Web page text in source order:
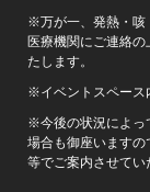
※万が一、発熱・咳
医療機関にご連絡
たします。
※イベントスペース
※今後の状況によっ
場合も御座います
等でご案内させてい